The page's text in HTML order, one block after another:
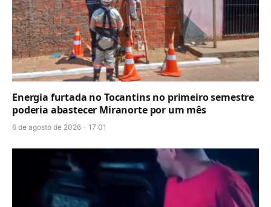
Energia furtada no Tocantins no primeiro semestre
poderia abastecer Miranorte por um mês
6 de agosto de 2026 - 17:01